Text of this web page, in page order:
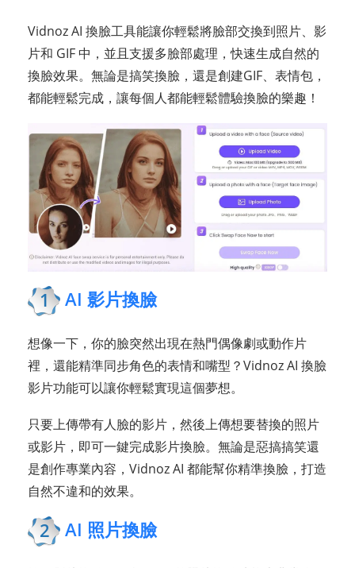
Vidnoz AI 換臉工具能讓你輕鬆將臉部交換到照片、影
片和 GIF 中，並且支援多臉部處理，快速生成自然的
換臉效果。無論是搞笑換臉，還是創建GIF、表情包，
都能輕鬆完成，讓每個人都能輕鬆體驗換臉的樂趣！
1 AI 影片換臉
想像一下，你的臉突然出現在熱門偶像劇或動作片
裡，還能精準同步角色的表情和嘴型？Vidnoz AI 換臉
影片功能可以讓你輕鬆實現這個夢想。
只要上傳帶有人臉的影片，然後上傳想要替換的照片
或影片，即可一鍵完成影片換臉。無論是惡搞搞笑還
是創作專業內容，Vidnoz AI 都能幫你精準換臉，打造
自然不違和的效果。
2 AI 照片換臉